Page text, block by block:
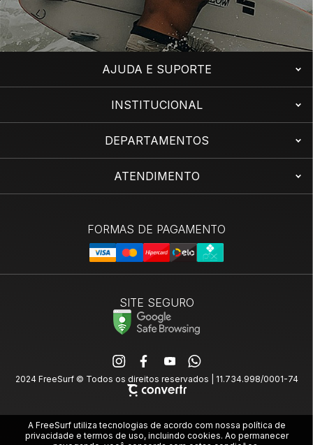
AJUDA E SUPORTE
INSTITUCIONAL
DEPARTAMENTOS
ATENDIMENTO
SITE SEGURO
2024 FreeSurf © Todos os direitos reservados | 11.734.998/0001-74
A FreeSurf utiliza tecnologias de acordo com nossa política de
privacidade e termos de uso, incluindo cookies. Ao permanecer